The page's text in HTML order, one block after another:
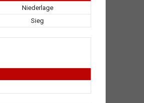
Niederlage
Sieg